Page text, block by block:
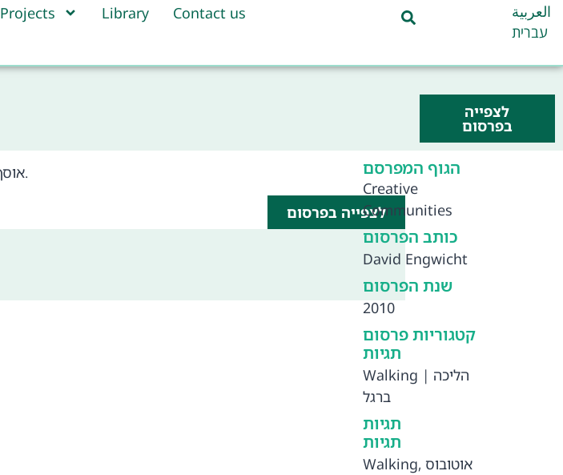
Projects Library Contact us
العربية
עברית
לצפייה
בפרסום
אוסף טיפים לתכנון ואירגון "אוטובוס מהלך" – דרך חדשה להגגת הילדים לבית הספר היסודי.
לצפייה בפרסום
הגוף המפרסם
Creative
Communities
כותב הפרסום
David Engwicht
שנת הפרסום
2010
קטגוריות פרסום
תגיות
Walking | הליכה
ברגל
תגיות
תגיות
Walking, אוטובוס